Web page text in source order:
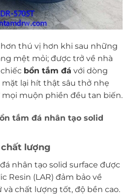
thú vị hơn khi sau những
mệt mỏi; được trở về nhà
bồn tắm đá với dòng
lại hít thật sâu thở nhẹ
mọi muộn phiền đều tan biến.
tắm đá nhân tạo solid
lượng
nhân tạo solid surface được
Resin (LAR) đảm bảo về
chất lượng tốt, độ bền cao.